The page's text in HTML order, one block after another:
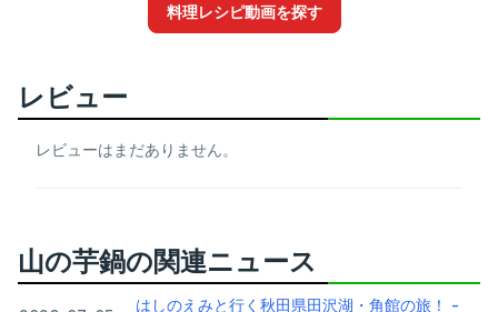
料理レシピ動画を探す
レビュー
レビューはまだありません。
山の芋鍋の関連ニュース
はしのえみと行く秋田県田沢湖・角館の旅！ -